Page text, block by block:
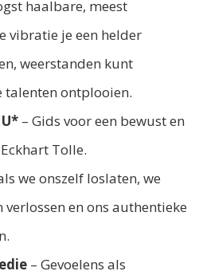
haalbare, meest
vibratie je een helder
weerstanden kunt
talenten ontplooien.
– Gids voor een bewust en
Tolle.
we onszelf loslaten, we
en ons authentieke
– Gevoelens als